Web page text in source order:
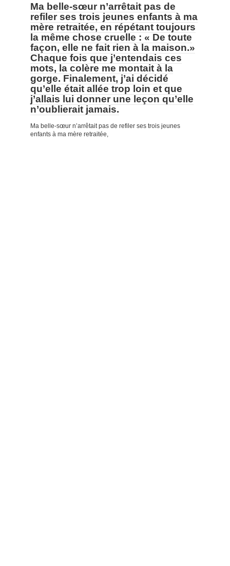
Ma belle-sœur n’arrêtait pas de
refiler ses trois jeunes enfants à ma
mère retraitée, en répétant toujours
la même chose cruelle : « De toute
façon, elle ne fait rien à la maison.»
Chaque fois que j’entendais ces
mots, la colère me montait à la
gorge. Finalement, j’ai décidé
qu’elle était allée trop loin et que
j’allais lui donner une leçon qu’elle
n’oublierait jamais.
Ma belle-sœur n’arrêtait pas de refiler ses trois jeunes
enfants à ma mère retraitée,